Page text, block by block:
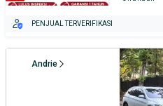
PENJUAL TERVERIFIKASI
Andrie